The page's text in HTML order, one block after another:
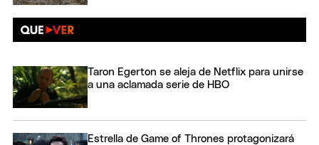
Taron Egerton se aleja de Netflix para unirse
a una aclamada serie de HBO
Estrella de Game of Thrones protagonizará